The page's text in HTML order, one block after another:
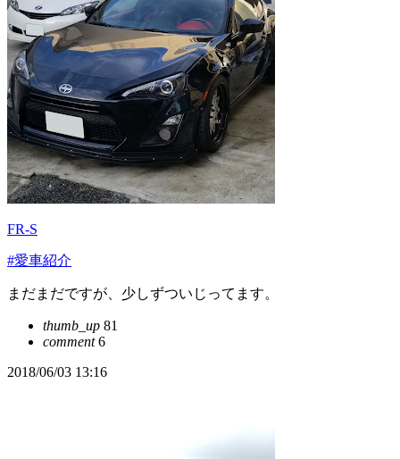
FR-S
#愛車紹介
まだまだですが、少しずついじってます。
thumb_up 81
comment6
2018/06/03 13:16